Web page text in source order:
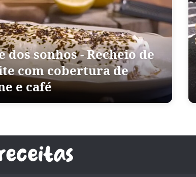
dos sonhos - Recheio de
com cobertura de
e café